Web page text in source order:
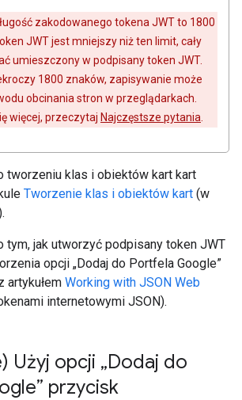
zakodowanego tokena JWT to 1800
JWT jest mniejszy niż ten limit, cały
umieszczony w podpisany token JWT.
1800 znaków, zapisywanie może
obcinania stron w przeglądarkach.
więcej, przeczytaj Najczęstsze pytania
tworzeniu klas i obiektów kart kart
Tworzenie klas i obiektów kart (w
tym, jak utworzyć podpisany token JWT
opcji „Dodaj do Portfela Google”
artykułem Working with JSON Web
internetowymi JSON).
Użyj opcji „Dodaj do
przycisk